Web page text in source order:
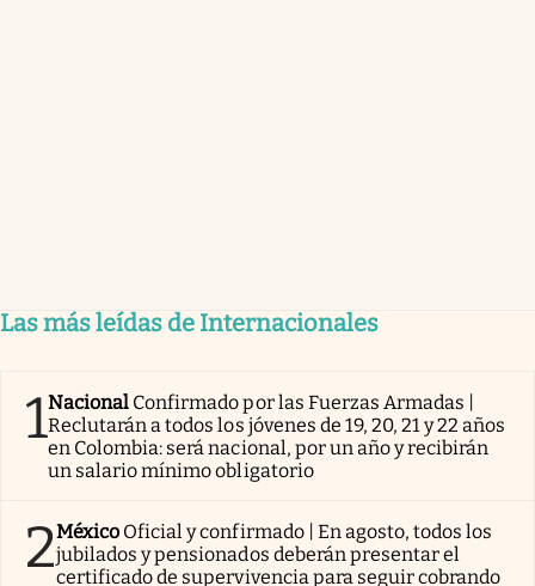
Las más leídas de Internacionales
1Nacional Confirmado por las Fuerzas Armadas |
Reclutarán a todos los jóvenes de 19, 20, 21 y 22 años
en Colombia: será nacional, por un año y recibirán
un salario mínimo obligatorio
2México Oficial y confirmado | En agosto, todos los
jubilados y pensionados deberán presentar el
certificado de supervivencia para seguir cobrando